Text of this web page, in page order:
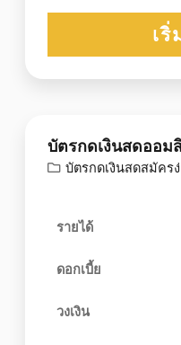
เ
บัตรกดเงินสดออม
บัตรกดเงินสดสมัคร
รายได้
ดอกเบี้ย
วงเงิน